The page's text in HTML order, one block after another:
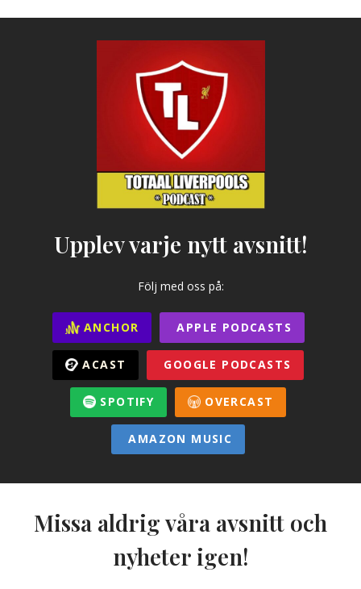
Upplev varje nytt avsnitt!
Följ med oss på:
ANCHOR APPLE PODCASTS
ACAST GOOGLE PODCASTS
SPOTIFY OVERCAST
AMAZON MUSIC
Missa aldrig våra avsnitt och
nyheter igen!